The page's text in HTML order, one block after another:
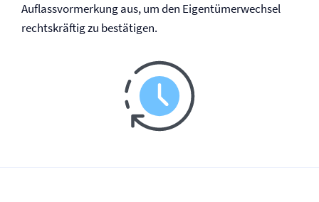
Auflassvormerkung aus, um den Eigentümerwechsel
rechtskräftig zu bestätigen.